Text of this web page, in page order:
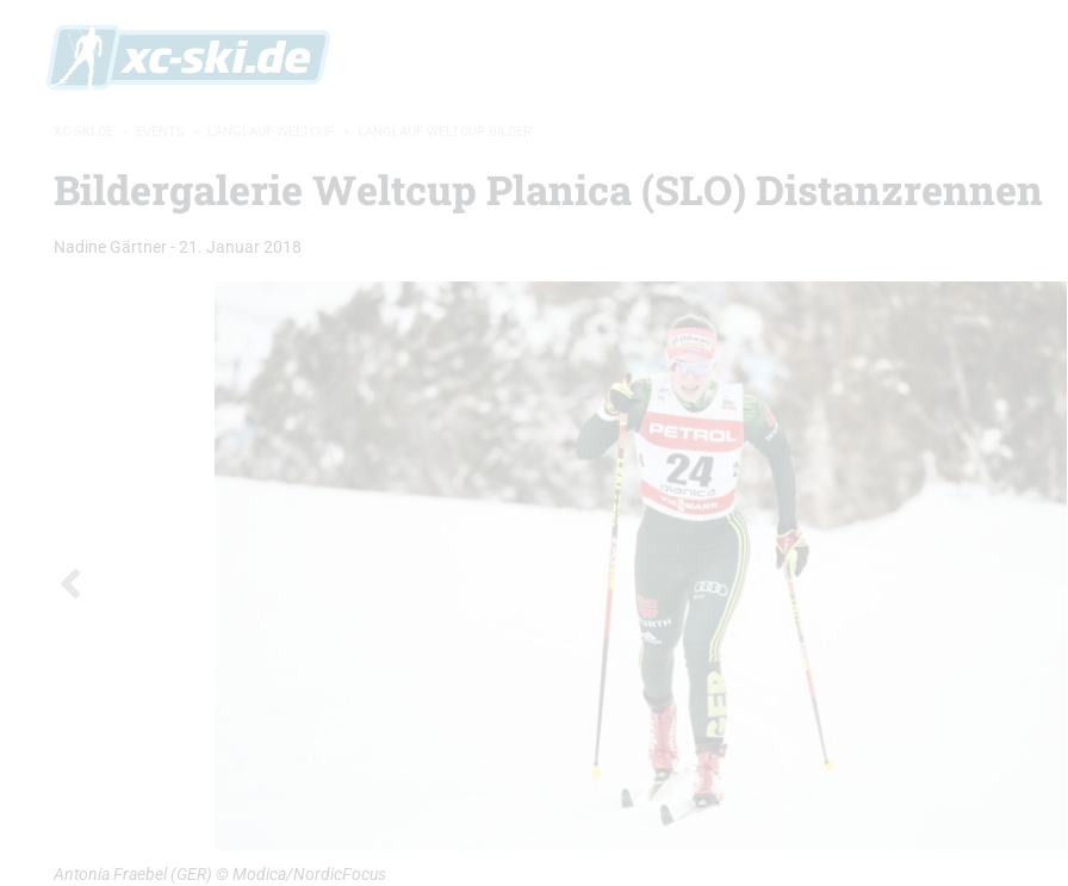
Bildergalerie Weltcup Planica (SLO) Distanzrennen
Nadine Gärtner - 21. Januar 2018
Antonia Fraebel (GER) © Modica/NordicFocus